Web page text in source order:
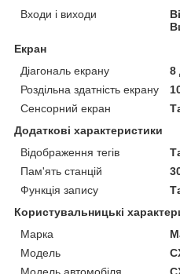
Входи і виходи
Екран
Діагональ екрану
8
Роздільна здатність екрану
Сенсорний екран
Додаткові характеристики
Відображення тегів
Пам'ять станцій
Функція запису
Користувальницькі
Марка
Модель